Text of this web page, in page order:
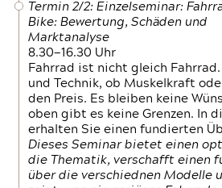
Termin 2/2: Einzelseminar:
Bike: Bewertung, Schäden und
Marktanalyse
8.30—16.30 Uhr
Fahrrad ist nicht gleich
und Technik, ob Muskelkraft
den Preis. Es bleiben keine
oben gibt es keine Grenzen. In
erhalten Sie einen fundierten
Dieses Seminar bietet einen
die Thematik, verschafft einen
über die verschiednen Modelle